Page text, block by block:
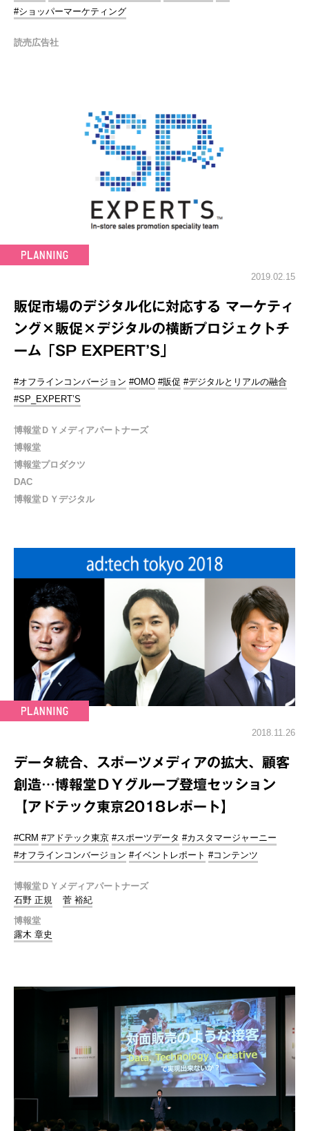
#ショッパーマーケティング
読売広告社
2019.02.15
販促市場のデジタル化に対応する マーケティ
ング×販促×デジタルの横断プロジェクトチ
ーム「SP EXPERT’S」
#オフラインコンバージョン #OMO #販促 #デジタルとリアルの融合
#SP_EXPERT’S
博報堂ＤＹメディアパートナーズ
博報堂
博報堂プロダクツ
DAC
博報堂ＤＹデジタル
2018.11.26
データ統合、スポーツメディアの拡大、顧客
創造…博報堂ＤＹグループ登壇セッション
【アドテック東京2018レポート】
#CRM #アドテック東京 #スポーツデータ #カスタマージャーニー
#オフラインコンバージョン #イベントレポート #コンテンツ
博報堂ＤＹメディアパートナーズ
石野 正規
菅 裕紀
博報堂
露木 章史